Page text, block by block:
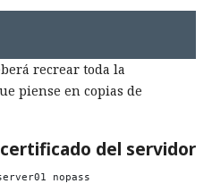
recrear toda la
piense en copias de
del servidor